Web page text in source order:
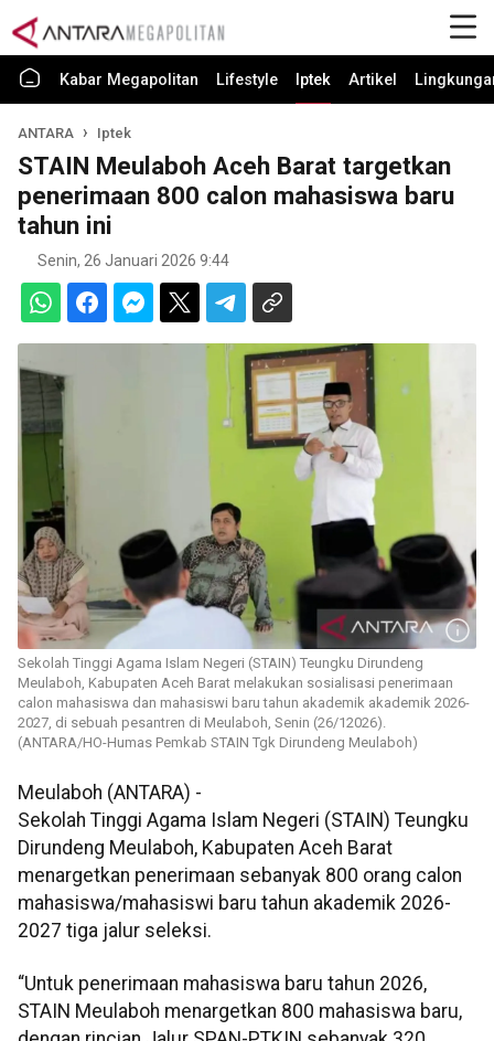
Kabar Megapolitan Lifestyle Iptek Artikel
ANTARA Iptek
STAIN Meulaboh Aceh Barat targetkan
penerimaan 800 calon mahasiswa baru
tahun ini
Senin, 26 Januari 2026 9:44
Sekolah Tinggi Agama Islam Negeri (STAIN) Teungku Dirundeng
Meulaboh, Kabupaten Aceh Barat melakukan sosialisasi penerimaan
calon mahasiswa dan mahasiswi baru tahun akademik akademik 2026-
2027, di sebuah pesantren di Meulaboh, Senin (26/12026).
(ANTARA/HO-Humas Pemkab STAIN Tgk Dirundeng Meulaboh)
Meulaboh (ANTARA) -
Sekolah Tinggi Agama Islam Negeri (STAIN) Teungku
Dirundeng Meulaboh, Kabupaten Aceh Barat
menargetkan penerimaan sebanyak 800 orang calon
mahasiswa/mahasiswi baru tahun akademik 2026-
2027 tiga jalur seleksi.
“Untuk penerimaan mahasiswa baru tahun 2026,
STAIN Meulaboh menargetkan 800 mahasiswa baru,